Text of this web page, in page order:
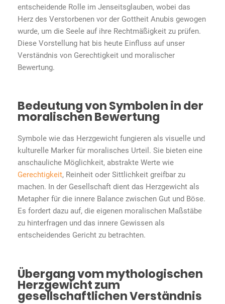
entscheidende Rolle im Jenseitsglauben, wobei das
Herz des Verstorbenen vor der Gottheit Anubis gewogen
wurde, um die Seele auf ihre Rechtmäßigkeit zu prüfen.
Diese Vorstellung hat bis heute Einfluss auf unser
Verständnis von Gerechtigkeit und moralischer
Bewertung.
Bedeutung von Symbolen in der
moralischen Bewertung
Symbole wie das Herzgewicht fungieren als visuelle und
kulturelle Marker für moralisches Urteil. Sie bieten eine
anschauliche Möglichkeit, abstrakte Werte wie
Gerechtigkeit, Reinheit oder Sittlichkeit greifbar zu
machen. In der Gesellschaft dient das Herzgewicht als
Metapher für die innere Balance zwischen Gut und Böse.
Es fordert dazu auf, die eigenen moralischen Maßstäbe
zu hinterfragen und das innere Gewissen als
entscheidendes Gericht zu betrachten.
Übergang vom mythologischen
Herzgewicht zum
gesellschaftlichen Verständnis